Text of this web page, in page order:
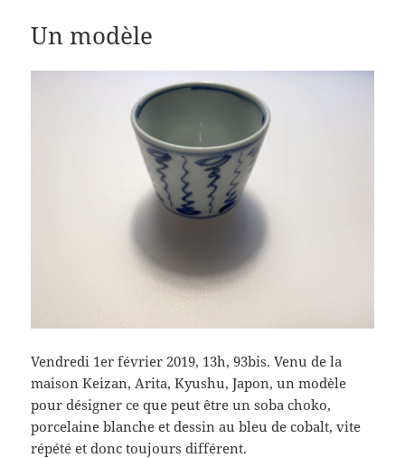
Un modèle
Vendredi 1er février 2019, 13h, 93bis. Venu de la
maison Keizan, Arita, Kyushu, Japon, un modèle
pour désigner ce que peut être un soba choko,
porcelaine blanche et dessin au bleu de cobalt, vite
répété et donc toujours différent.